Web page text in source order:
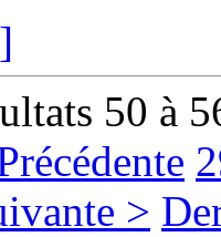
50 à
>